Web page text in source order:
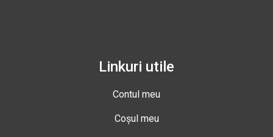
Linkuri utile
Contul meu
Coșul meu